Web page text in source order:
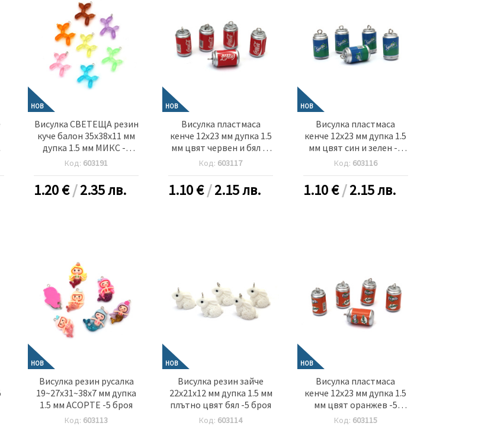
НОВ
Висулка СВЕТЕЩА резин
куче балон 35x38x11 мм
дупка 1.5 мм МИКС -5
броя
Код: 603191
1.20€/2.35 лв.
НОВ
Висулка пластмаса
кенче 12x23 мм дупка 1.5
мм цвят червен и бял -5
броя
Код: 603117
1.10€/2.15 лв.
НОВ
Висулка пластмаса
кенче 12x23 мм дупка 1.5
мм цвят син и зелен -5
броя
Код: 603116
1.10€/2.15 лв.
НОВ
Висулка резин русалка
19~27x31~38x7 мм дупка
1.5 мм АСОРТЕ -5 броя
Код: 603113
НОВ
Висулка резин зайче
22x21x12 мм дупка 1.5 мм
плътно цвят бял -5 броя
Код: 603114
НОВ
Висулка пластмаса
кенче 12x23 мм дупка 1.5
мм цвят оранжев -5
броя
Код: 603115